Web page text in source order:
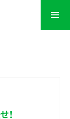
！